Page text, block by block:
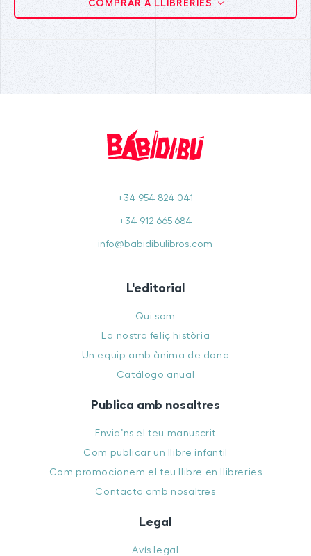
COMPRAR A LLIBRERIES
+34 954 824 041
+34 912 665 684
info@babidibulibros.com
L'editorial
Qui som
La nostra feliç història
Un equip amb ànima de dona
Catálogo anual
Publica amb nosaltres
Envia’ns el teu manuscrit
Com publicar un llibre infantil
Com promocionem el teu llibre en llibreries
Contacta amb nosaltres
Legal
Avís legal